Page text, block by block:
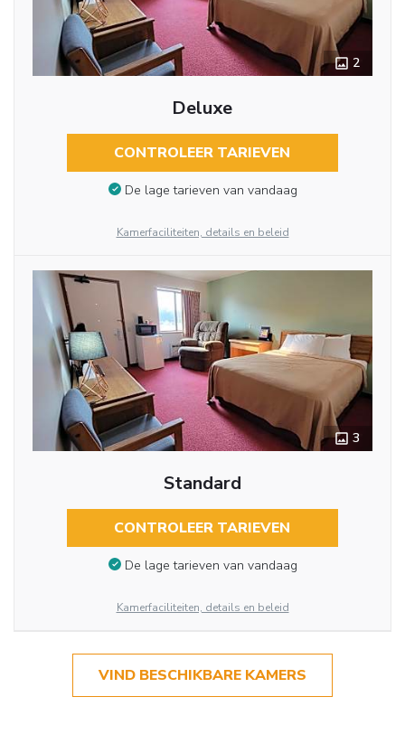
2
Deluxe
CONTROLEER TARIEVEN
De lage tarieven van vandaag
Kamerfaciliteiten, details en beleid
3
Standard
CONTROLEER TARIEVEN
De lage tarieven van vandaag
Kamerfaciliteiten, details en beleid
VIND BESCHIKBARE KAMERS